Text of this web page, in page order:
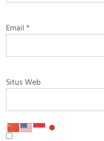
Email *
Situs Web